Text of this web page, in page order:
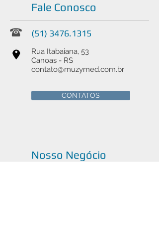
Fale Conosco
(51) 3476.1315
Rua Itabaiana, 53
Canoas - RS
contato@muzymed.com.br
Nosso Negócio
CONTATOS